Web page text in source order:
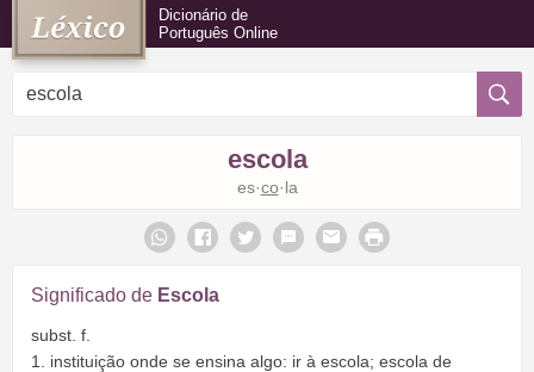
Dicionário de
Português Online
escola
es·co·la
Significado de Escola
subst. f.
1. instituição onde se ensina algo: ir à escola; escola de